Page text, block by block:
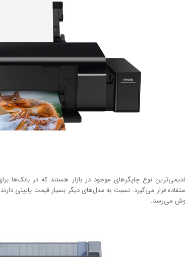
نوع چاپگر‌های موجود در بازار هستند که در
قرار می‌گیرد. نسبت به مدل‌های دیگر بسیار قیمت پایینی
می‌رسد.